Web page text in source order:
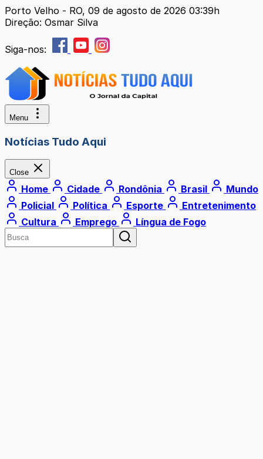
Porto Velho - RO, 09 de agosto de 2026 03:39h
Direção: Osmar Silva
Siga-nos:
Menu
Notícias Tudo Aqui
Close
Home Cidade Rondônia Brasil
Mundo
Policial
Política Esporte
Entretenimento
Cultura
Emprego Língua de Fogo